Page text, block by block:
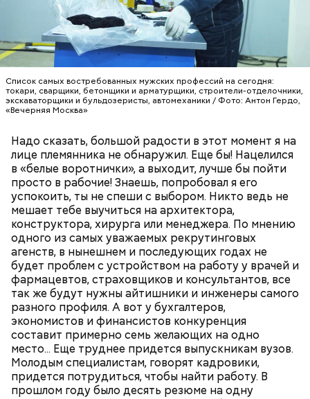
Список самых востребованных мужских профессий на сегодня:
токари, сварщики, бетонщики и арматурщики, строители-отделочники,
экскаваторщики и бульдозеристы, автомеханики / Фото: Антон Гердо,
«Вечерняя Москва»
Надо сказать, большой радости в этот момент я на
лице племянника не обнаружил. Еще бы! Нацелился
в «белые воротнички», а выходит, лучше бы пойти
просто в рабочие! Знаешь, попробовал я его
успокоить, ты не спеши с выбором. Никто ведь не
мешает тебе выучиться на архитектора,
конструктора, хирурга или менеджера. По мнению
одного из самых уважаемых рекрутинговых
агенств, в нынешнем и последующих годах не
будет проблем с устройством на работу у врачей и
фармацевтов, страховщиков и консультантов, все
так же будут нужны айтишники и инженеры самого
разного профиля. А вот у бухгалтеров,
экономистов и финансистов конкуренция
составит примерно семь желающих на одно
место... Еще труднее придется выпускникам вузов.
Молодым специалистам, говорят кадровики,
придется потрудиться, чтобы найти работу. В
прошлом году было десять резюме на одну
Святитель Николай дожил до глубокой старости и
скончался в середине IV века. По церковному
преданию, мощи святого сохранились нетленными
и источали чудесное миро, от которого исцелилось
множество людей. В 1087 году мощи Николая
Угодника были перенесены в итальянский город
Бар (Бари), где находятся и поныне.
покровителем моряков, купцов и детей. Ему
молились и земледельцы — о хорошей погоде, о
добром урожае. Была поговорка: «Кто Николая
любит, кто Николаю служит, тому святой Николай
во всякий час помогает».
Кабачки в овощном соусе
150 г шпината;
50 г лиственного салата;
зелень петрушки, укропа;
1/2 стакана растительного масла;
100 г муки;
уксус по вкусу;
30 г сахара.